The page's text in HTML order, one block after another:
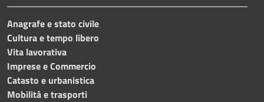
Anagrafe e stato civile
Cultura e tempo libero
Vita lavorativa
Imprese e Commercio
Catasto e urbanistica
Mobilità e trasporti